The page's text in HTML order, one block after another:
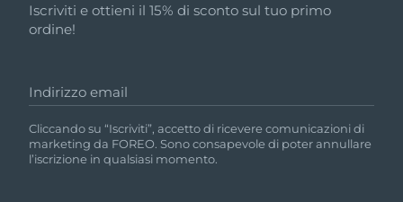
Iscriviti e ottieni il 15% di sconto sul tuo primo
ordine!
Indirizzo email
Cliccando su “Iscriviti”, accetto di ricevere comunicazioni di
marketing da FOREO. Sono consapevole di poter annullare
l’iscrizione in qualsiasi momento.